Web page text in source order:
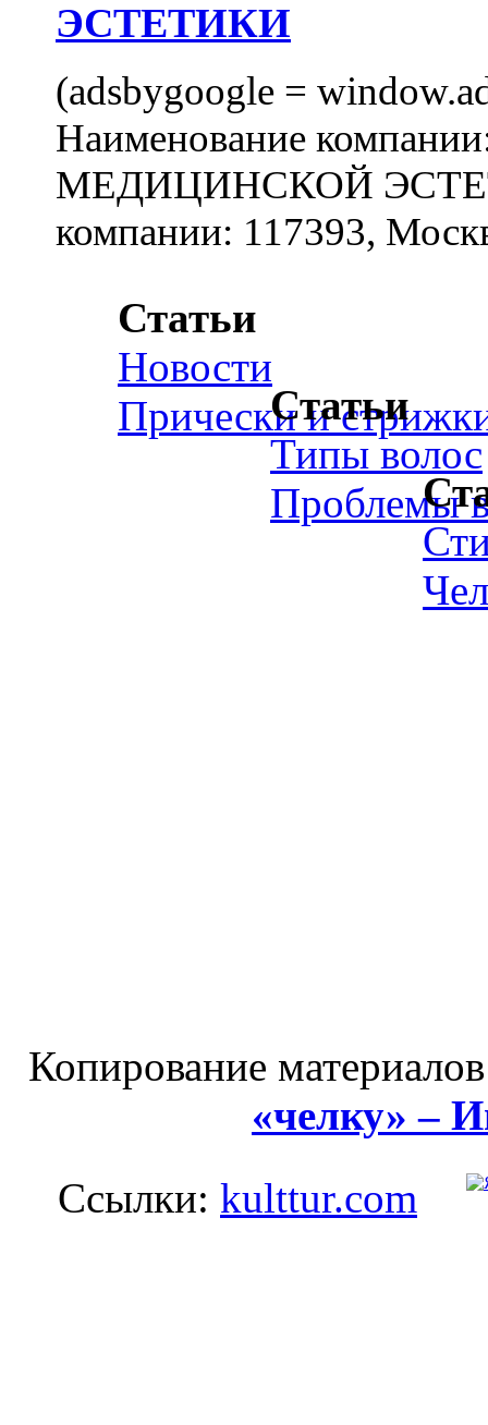
ЭСТЕТИКИ
(adsbygoogle =
Наименование
МЕДИЦИНСКОЙ
компании: 117393,
Статьи
Новости
Прически иСтатьи
Типы волос
Проблемы
Копирование
«челку» –
Ссылки: kulttur.com